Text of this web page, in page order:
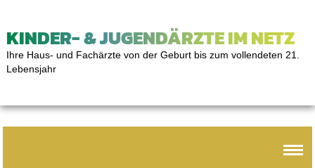
KINDER- & JUGENDÄRZTE IM NETZ
Ihre Haus- und Fachärzte von der Geburt bis zum vollendeten 21.
Lebensjahr